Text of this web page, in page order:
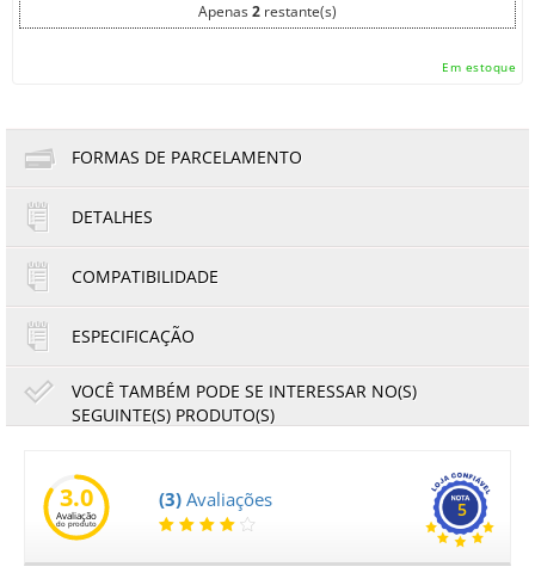
Apenas2 restante(s)
Em estoque
FORMAS DE PARCELAMENTO
1x de R$26,02
2x de R$13,01
DETALHES
COMPATIBILIDADE
ESPECIFICAÇÃO
VOCÊ TAMBÉM PODE SE INTERESSAR NO(S)
SEGUINTE(S) PRODUTO(S)
237,83 221,18
no boleto à vista
3.0
Avaliação
do produto
(3) Avaliações 5